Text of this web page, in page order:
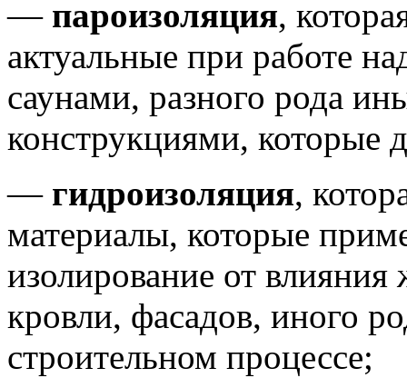
— пароизоляция,
актуальные при работе
саунами, разного рода
конструкциями, которые
— гидроизоляция,
материалы, которые
изолирование от
кровли, фасадов, иного
строительном процессе;